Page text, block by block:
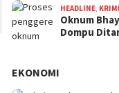
HEADLINE,
Oknum
Dompu
EKONOMI